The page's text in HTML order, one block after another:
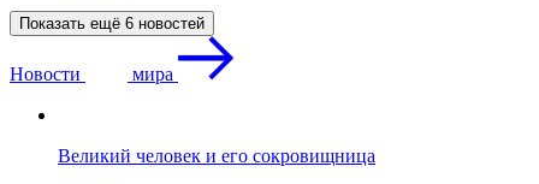
Показать ещё 6 новостей
Новости мира
Великий человек и его сокровищница